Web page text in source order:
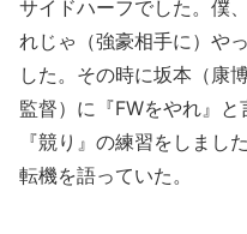
サイドハーフでした。僕
れじゃ（強豪相手に）や
した。その時に坂本（康
監督）に『FWをやれ』
『競り』の練習をしまし
転機を語っていた。